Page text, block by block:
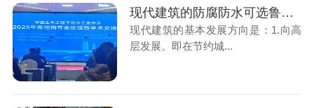
现代建筑的防腐防水可选鲁蒙LM乙烯基酯复合防腐防水涂料
现代建筑的基本发展方向是：1.向高
层发展。即在节约城...